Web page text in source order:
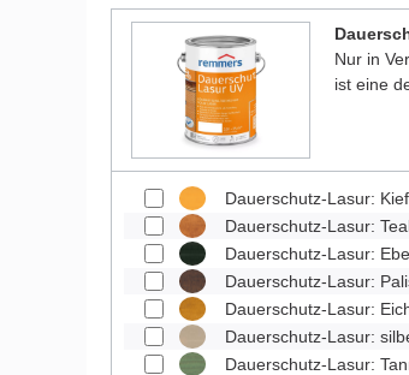
Nur in
ist eine
Dauerschutz-Lasur:
Dauerschutz-Lasur:
Dauerschutz-Lasur:
Dauerschutz-Lasur:
Dauerschutz-Lasur:
Dauerschutz-Lasur:
Dauerschutz-Lasur: